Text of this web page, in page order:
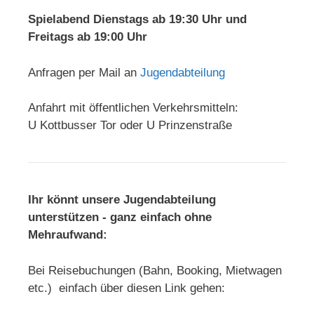
Spielabend Dienstags ab 19:30 Uhr und
Freitags ab 19:00 Uhr
Anfragen per Mail an Jugendabteilung
Anfahrt mit öffentlichen Verkehrsmitteln:
U Kottbusser Tor oder U Prinzenstraße
Ihr könnt unsere Jugendabteilung
unterstützen - ganz einfach ohne
Mehraufwand:
Bei Reisebuchungen (Bahn, Booking, Mietwagen
etc.) einfach über diesen Link gehen: